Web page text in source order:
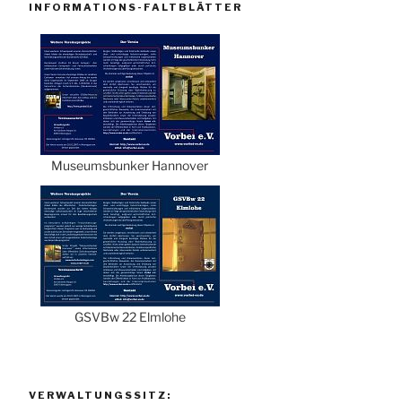
INFORMATIONS-FALTBLÄTTER
Museumsbunker Hannover
GSVBw 22 Elmlohe
VERWALTUNGSSITZ: